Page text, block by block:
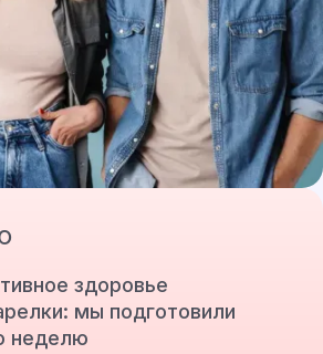
здоровье
мы подготовили
неделю